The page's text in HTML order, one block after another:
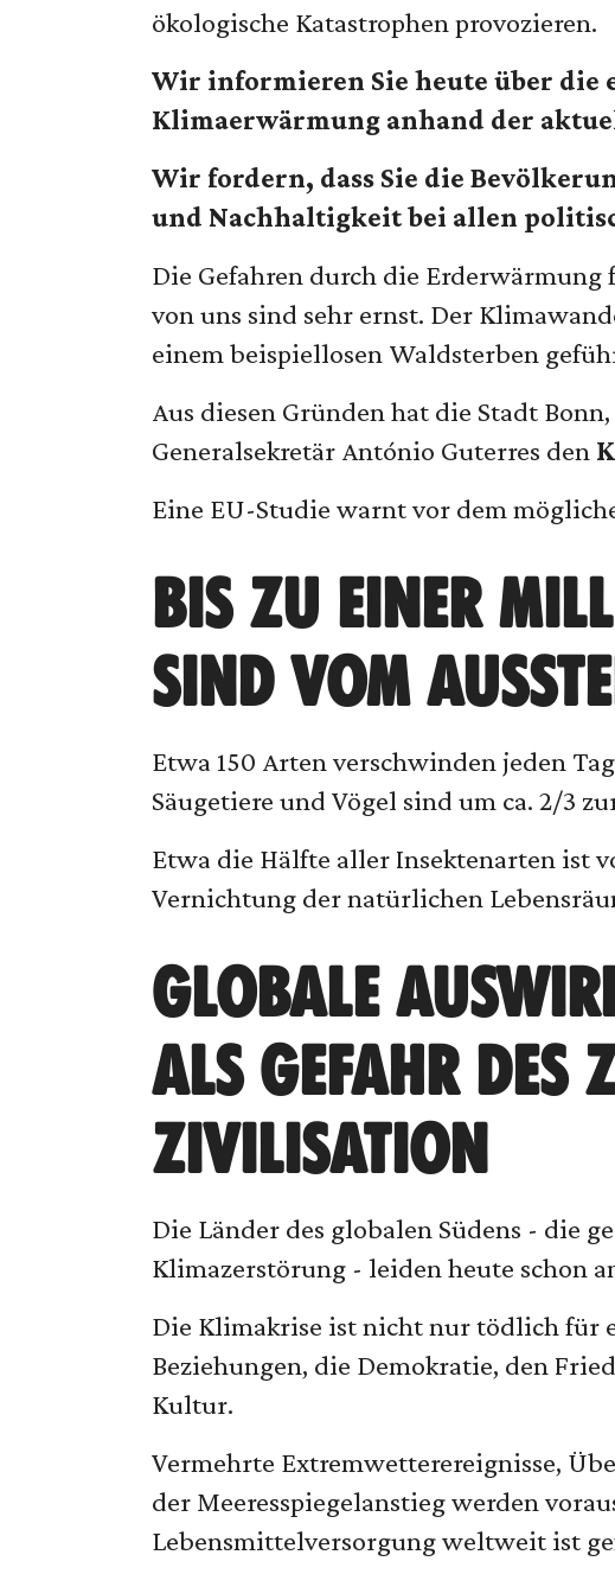
ökologische Katastrophen provozieren.
Wir informieren Sie heute über die
Klimaerwärmung anhand der
Wir fordern, dass Sie die
und Nachhaltigkeit bei allen
Die Gefahren durch die
von uns sind sehr ernst. Der
einem beispiellosen Waldsterben
Aus diesen Gründen hat die Stadt
Generalsekretär António Guterres den
Eine EU-Studie warnt vor dem
BIS ZU EINER
SIND VOM
Etwa 150 Arten verschwinden jeden
Säugetiere und Vögel sind um ca. 2/3
Etwa die Hälfte aller Insektenarten ist
Vernichtung der natürlichen
GLOBALE
ALS GEFAHR DES
ZIVILISATION
Die Länder des globalen Südens - die
Klimazerstörung - leiden heute schon
Die Klimakrise ist nicht nur tödlich für
Beziehungen, die Demokratie, den
Kultur.
Vermehrte Extremwetterereignisse,
der Meeresspiegelanstieg werden
Lebensmittelversorgung weltweit ist